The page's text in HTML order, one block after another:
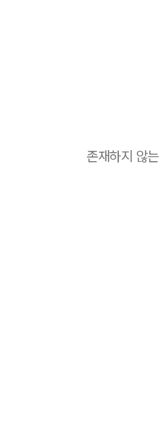
존재하지 않